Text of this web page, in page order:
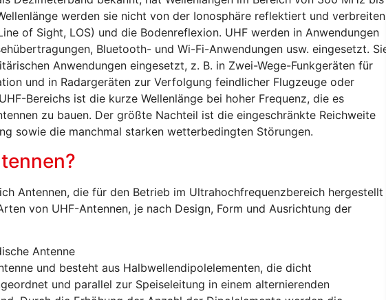
werden sie nicht von der Ionosphäre reflektiert und verbreiten
of Sight, LOS) und die Bodenreflexion. UHF werden in Anwendungen
Bluetooth- und Wi-Fi-Anwendungen usw. eingesetzt.
Anwendungen eingesetzt, z. B. in Zwei-Wege-Funkgeräten für
und in Radargeräten zur Verfolgung feindlicher Flugzeuge oder
Bereichs ist die kurze Wellenlänge bei hoher Frequenz, die es
zu bauen. Der größte Nachteil ist die eingeschränkte Reichweite
sowie die manchmal starken wetterbedingten Störungen.
Antennen, die für den Betrieb im Ultrahochfrequenzbereich hergestellt
von UHF-Antennen, je nach Design, Form und Ausrichtung der
Antenne
und besteht aus Halbwellendipolelementen, die dicht
und parallel zur Speiseleitung in einem alternierenden